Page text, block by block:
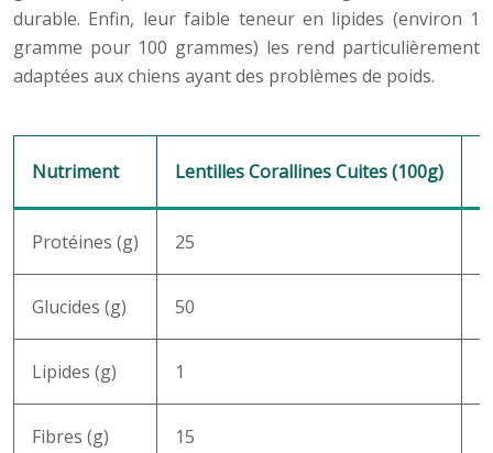
durable. Enfin, leur faible teneur en lipides (environ 1
gramme pour 100 grammes) les rend particulièrement
adaptées aux chiens ayant des problèmes de poids.
Nutriment Lentilles Corallines Cuites (100g)
Protéines (g) 25
Glucides (g) 50
Lipides (g) 1
Fibres (g) 15